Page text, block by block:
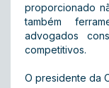
proporcionado
também
advogados
competitivos.
O presidente da